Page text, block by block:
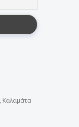
Καλαμάτα